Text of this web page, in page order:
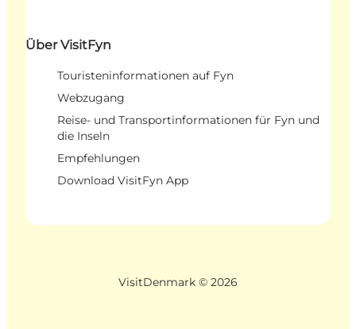
Über VisitFyn
Touristeninformationen auf Fyn
Webzugang
Reise- und Transportinformationen für Fyn und
die Inseln
Empfehlungen
Download VisitFyn App
VisitDenmark © 2026